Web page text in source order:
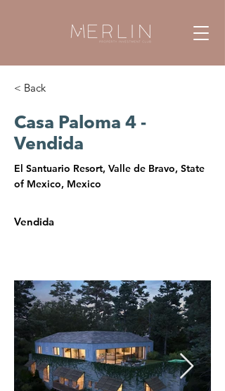
< Back
Casa Paloma 4 -
Vendida
El Santuario Resort, Valle de Bravo, State
of Mexico, Mexico
Vendida